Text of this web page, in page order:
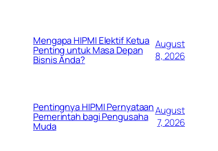
Mengapa HIPMI Elektif Ketua
Penting untuk Masa Depan
Bisnis Anda?
August
8, 2026
Pentingnya HIPMI Pernyataan
Pemerintah bagi Pengusaha
Muda
August
7, 2026